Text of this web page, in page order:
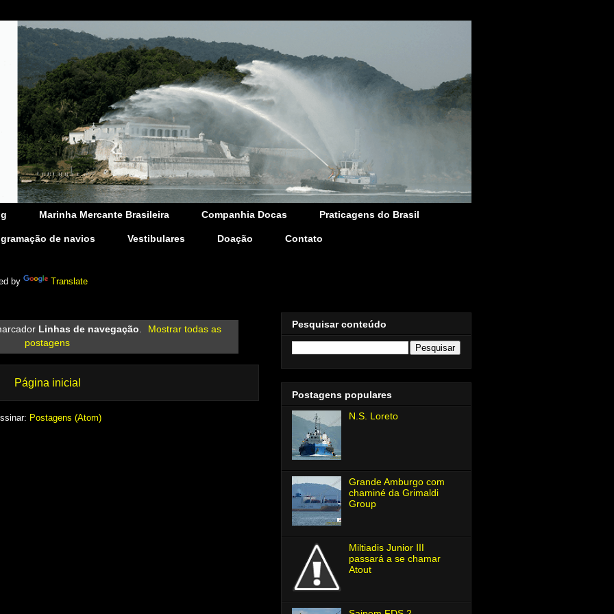
Marinha Mercante Brasileira Companhia Docas Praticagens do Brasil
de navios Vestibulares Doação Contato
by Translate
Linhas de navegação.
Mostrar todas as
postagens
Página inicial
Postagens (Atom)
Pesquisar conteúdo
Postagens populares
N.S. Loreto
Grande Amburgo com
chaminé da Grimaldi
Group
Miltiadis Junior Ⅲ
passará a se chamar
Atout